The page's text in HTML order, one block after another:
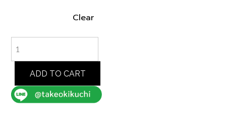
Clear
COLOR
COMBI
DOWN
JACKET
(93154020)
*ECS
ADD TO CART